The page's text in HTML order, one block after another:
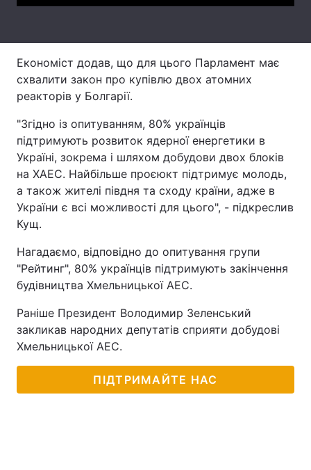
Тема оформлення
Економіст додав, що для цього Парламент має
схвалити закон про купівлю двох атомних
реакторів у Болгарії.
"Згідно із опитуванням, 80% українців
підтримують розвиток ядерної енергетики в
Україні, зокрема і шляхом добудови двох блоків
на ХАЕС. Найбільше проєюкт підтримує молодь,
а також жителі півдня та сходу країни, адже в
України є всі можливості для цього", - підкреслив
Кущ.
Нагадаємо, відповідно до опитування групи
"Рейтинг", 80% українців підтримують закінчення
будівництва Хмельницької АЕС.
Раніше Президент Володимир Зеленський
закликав народних депутатів сприяти добудові
Хмельницької АЕС.
ПІДТРИМАЙТЕ НАС